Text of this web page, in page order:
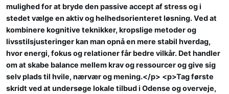
mulighed for at bryde den passive accept af stress og i
stedet vælge en aktiv og helhedsorienteret løsning. Ved at
kombinere kognitive teknikker, kropslige metoder og
livsstilsjusteringer kan man opnå en mere stabil hverdag,
hvor energi, fokus og relationer får bedre vilkår. Det handler
om at skabe balance mellem krav og ressourcer og give sig
selv plads til hvile, nærvær og mening.</p> <p>Tag første
skridt ved at undersøge lokale tilbud i Odense og overveje,